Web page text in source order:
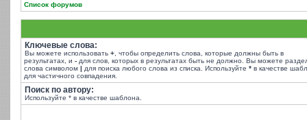
Список форумов
Ключевые слова:
Вы можете использовать + , чтобы определить слова, которые должны быть в
результатах, и - для слов, которых в результатах быть не должно. Вы можете
слова символом | для поиска любого слова из списка. Используйте * в качестве
для частичного совпадения.
Поиск по автору:
Используйте * в качестве шаблона.